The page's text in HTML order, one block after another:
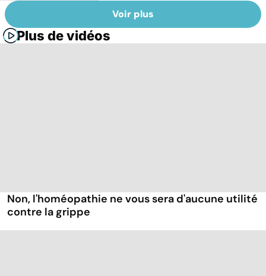
Voir plus
Plus de vidéos
Non, l'homéopathie ne vous sera d'aucune utilité
contre la grippe